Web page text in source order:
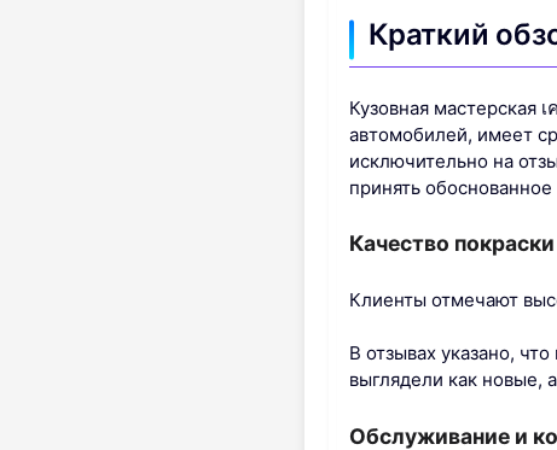
Краткий
Кузовная мастерская
автомобилей, имеет
исключительно на
принять
Качество
Клиенты отмечают
В отзывах указано,
выглядели как новые,
Обслуживание и